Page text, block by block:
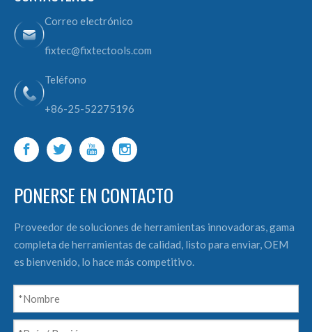
Correo electrónico
fixtec@fixtectools.com
Teléfono
+86-25-52275196
PONERSE EN CONTACTO
Proveedor de soluciones de herramientas innovadoras, gama
completa de herramientas de calidad, listo para enviar, OEM
es bienvenido, lo hace más competitivo.